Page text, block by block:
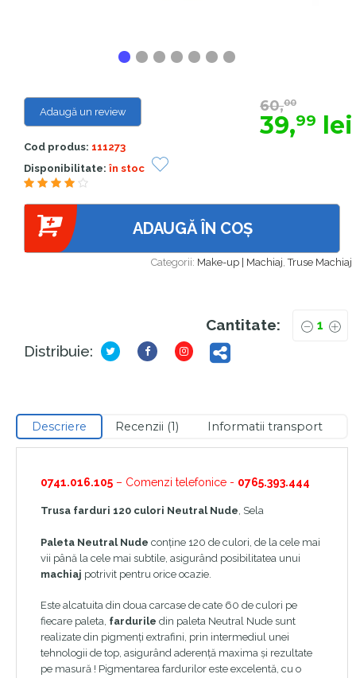
Categorii: Make-up | Machiaj,Truse Machiaj
Adaugă un review
Cod produs: 111273
Disponibilitate: în stoc
60,00
39,99 lei
ADAUGĂ ÎN COȘ
Cantitate:
Distribuie:
Descriere Recenzii (1) Informatii transport
0741.016.105 – Comenzi telefonice - 0765.393.444
Trusa farduri 120 culori Neutral Nude , Sela
Paleta Neutral Nude conţine 120 de culori, de la cele mai
vii până la cele mai subtile, asigurând posibilitatea unui
machiaj potrivit pentru orice ocazie.
Este alcatuita din doua carcase de cate 60 de culori pe
fiecare paleta, fardurile din paleta Neutral Nude sunt
realizate din pigmenţi extrafini, prin intermediul unei
tehnologii de top, asigurând aderenţă maxima şi rezultate
pe masură ! Pigmentarea fardurilor este excelentă, cu o